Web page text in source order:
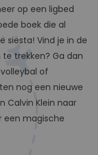
op een ligbed
boek die al
siësta! Vind je in de
trekken? Ga dan
of
nog een nieuwe
Calvin Klein naar
een magische